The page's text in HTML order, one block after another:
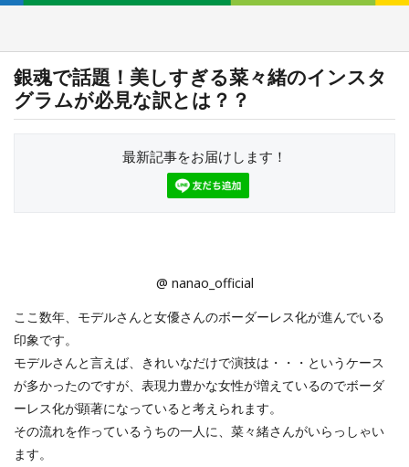
銀魂で話題！美しすぎる菜々緒のインスタ
グラムが必見な訳とは？？
最新記事をお届けします！
@ nanao_official
ここ数年、モデルさんと女優さんのボーダーレス化が進んでいる
印象です。
モデルさんと言えば、きれいなだけで演技は・・・というケース
が多かったのですが、表現力豊かな女性が増えているのでボーダ
ーレス化が顕著になっていると考えられます。
その流れを作っているうちの一人に、菜々緒さんがいらっしゃい
ます。